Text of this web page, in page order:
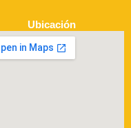
Ubicación